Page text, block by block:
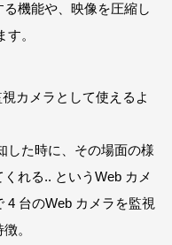
機能や、映像を圧縮し
。
カメラとして使えるよ
した時に、その場面の様
れる.. というWeb カメ
4 台のWeb カメラを監視
。